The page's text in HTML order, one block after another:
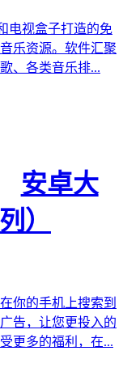
电视盒子打造的免
乐资源。软件汇聚
、各类音乐排...
安卓大
）
你的手机上搜索到
告，让您更投入的
更多的福利，在...